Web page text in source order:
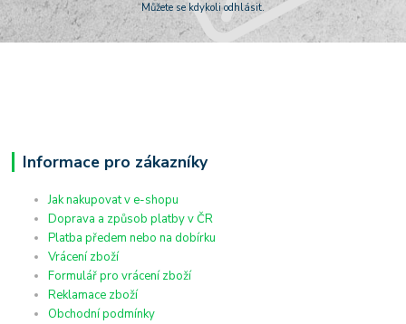
Můžete se kdykoli odhlásit.
Informace pro zákazníky
Jak nakupovat v e-shopu
Doprava a způsob platby v ČR
Platba předem nebo na dobírku
Vrácení zboží
Formulář pro vrácení zboží
Reklamace zboží
Obchodní podmínky